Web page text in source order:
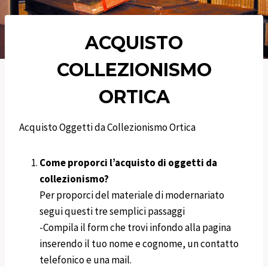
ACQUISTO
COLLEZIONISMO
ORTICA
Acquisto Oggetti da Collezionismo Ortica
Come proporci l’acquisto di oggetti da
collezionismo?
Per proporci del materiale di modernariato
segui questi tre semplici passaggi
-Compila il form che trovi infondo alla pagina
inserendo il tuo nome e cognome, un contatto
telefonico e una mail.